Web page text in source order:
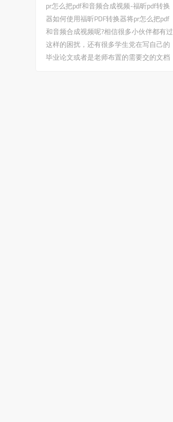
pr怎么把pdf和音频合成视频-福昕pdf转换
器如何使用福昕PDF转换器将pr怎么把pdf
和音频合成视频呢?相信很多小伙伴都有过
这样的困扰，还有很多学生党在写自己的
毕业论文或者是老师布置的需要交的文档